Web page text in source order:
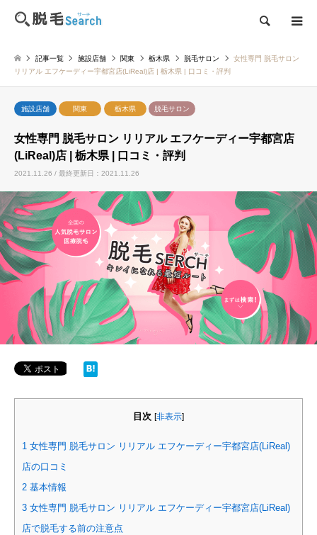
検索
記事一覧 施設店舗 関東 栃木県 脱毛サロン
女性専門 脱毛サロン
リリアル エフケーディー宇都宮店(LiReal)店 | 栃木県 | 口コミ・評判
施設店舗 関東 栃木県 脱毛サロン
女性専門 脱毛サロン リリアル エフケーディー宇都宮店
(LiReal)店 | 栃木県 | 口コミ・評判
2021.11.26 / 最終更新日：2021.11.26
目次 [非表示]
1 女性専門 脱毛サロン リリアル エフケーディー宇都宮店(LiReal)
店の口コミ
2 基本情報
3 女性専門 脱毛サロン リリアル エフケーディー宇都宮店(LiReal)
店で脱毛する前の注意点